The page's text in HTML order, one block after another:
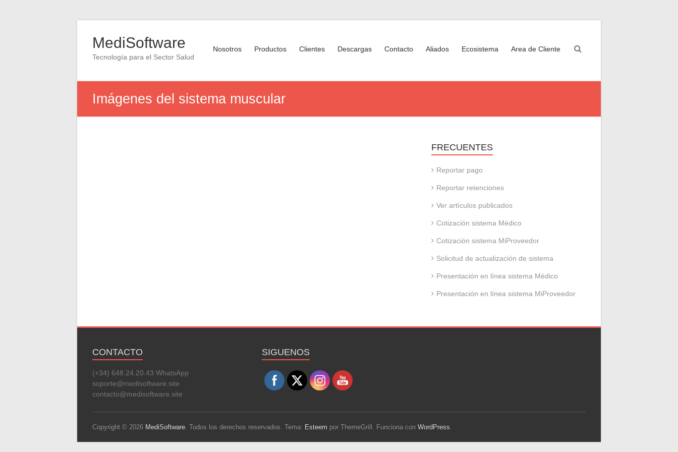
contenidoMediSoftware
Tecnología para el Sector Salud
Nosotros Productos Clientes Descargas Contacto Aliados Ecosistema Area de Cliente
Imágenes del sistema muscular
FRECUENTES
Reportar pago
Reportar retenciones
Ver artículos publicados
Cotización sistema Médico
Cotización sistema MiProveedor
Solicitud de actualización de sistema
Presentación en línea sistema Médico
Presentación en línea sistema MiProveedor
CONTACTO
(+34) 648.24.20.43 WhatsApp
soporte@medisoftware.site
contacto@medisoftware.site
SIGUENOS
Copyright © 2026 MediSoftware. Todos los derechos reservados. Tema: Esteem por ThemeGrill. Funciona con WordPress.